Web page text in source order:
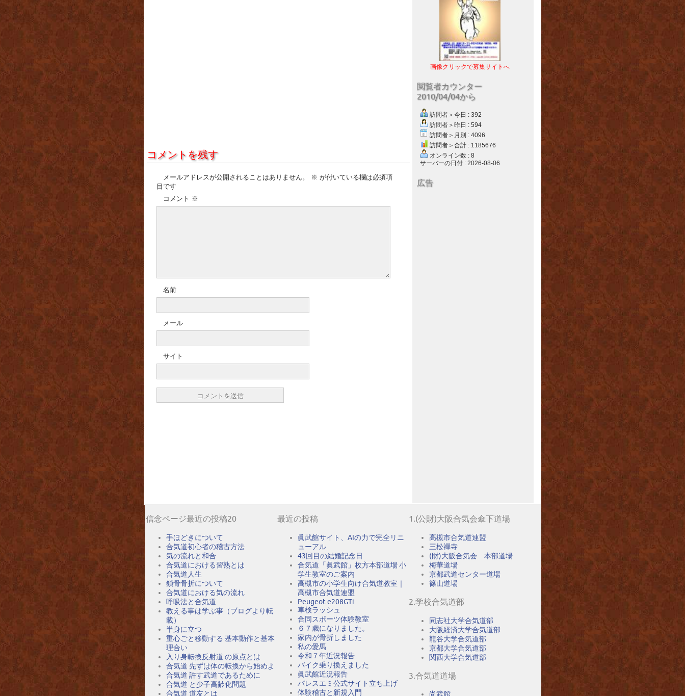
コメントを残す
メールアドレスが公開されることはありません。 ※ が付いている欄は必須項
目です
コメント ※
名前
メール
サイト
画像クリックで募集サイトへ
閲覧者カウンター
2010/04/04から
訪問者＞今日 : 392
訪問者＞昨日 : 594
訪問者＞月別 : 4096
訪問者＞合計 : 1185676
オンライン数 : 8
サーバーの日付 : 2026-08-06
広告
信念ページ最近の投稿20
手ほどきについて
合気道初心者の稽古方法
気の流れと和合
合気道における習熟とは
合気道人生
鎖骨骨折について
合気道における気の流れ
呼吸法と合気道
教える事は学ぶ事（ブログより転
載）
半身に立つ
重心ごと移動する 基本動作と基本
理合い
入り身転換反射道 の原点とは
合気道 先ずは体の転換から始めよ
合気道 許す武道であるために
合気道 と少子高齢化問題
合気道 道友とは
最近の投稿
眞武館サイト、AIの力で完全リニ
ューアル
43回目の結婚記念日
合気道「眞武館」枚方本部道場 小
学生教室のご案内
高槻市の小学生向け合気道教室｜
高槻市合気道連盟
Peugeot e208GTi
車検ラッシュ
合同スポーツ体験教室
６７歳になりました。
家内が骨折しました
私の愛馬
令和７年近況報告
バイク乗り換えました
眞武館近況報告
パレスエミ公式サイト立ち上げ
体験稽古と新規入門
1.(公財)大阪合気会傘下道場
高槻市合気道連盟
三松禪寺
(財)大阪合気会 本部道場
梅華道場
京都武道センター道場
篠山道場
2.学校合気道部
同志社大学合気道部
大阪経済大学合気道部
龍谷大学合気道部
京都大学合気道部
関西大学合気道部
3.合気道道場
尚武館